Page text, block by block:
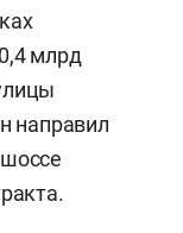
млрд
направил